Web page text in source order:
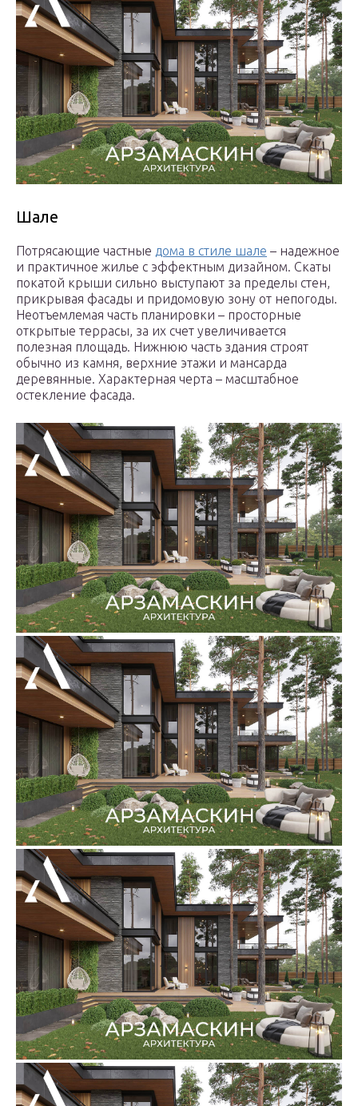
Шале
Потрясающие частные дома в стиле шале – надежное
и практичное жилье с эффектным дизайном. Скаты
покатой крыши сильно выступают за пределы стен,
прикрывая фасады и придомовую зону от непогоды.
Неотъемлемая часть планировки – просторные
открытые террасы, за их счет увеличивается
полезная площадь. Нижнюю часть здания строят
обычно из камня, верхние этажи и мансарда
деревянные. Характерная черта – масштабное
остекление фасада.